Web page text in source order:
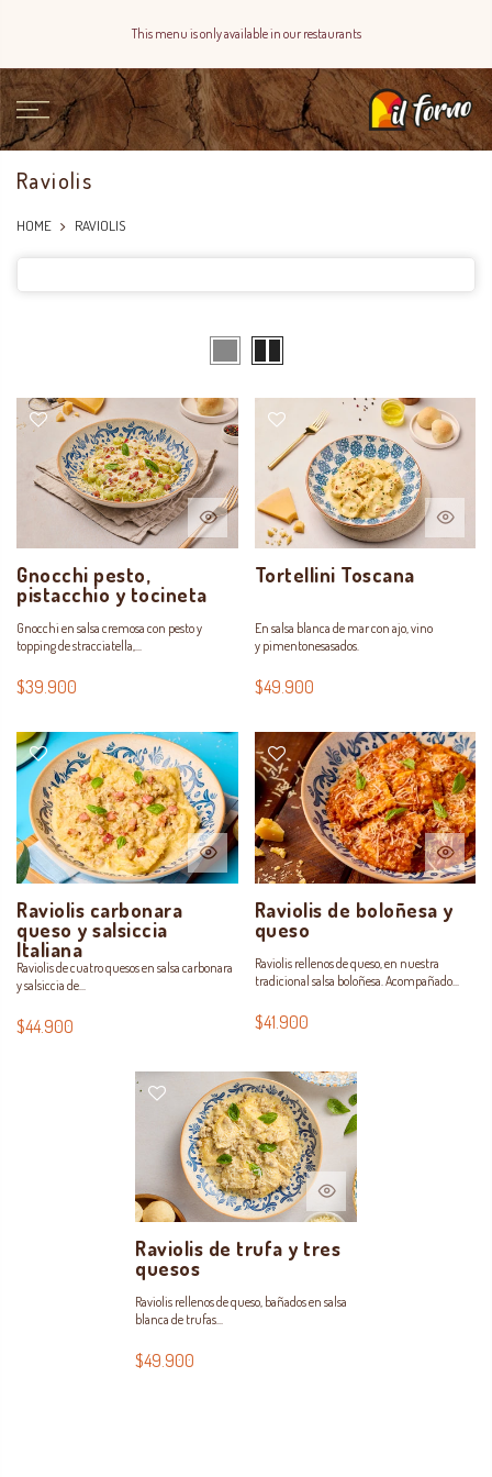
This menu is only available in our restaurants
Raviolis
HOME RAVIOLIS
Gnocchi pesto,
pistacchio y tocineta
Gnocchi en salsa cremosa con pesto y
topping de stracciatella,...
$39.900
Tortellini Toscana
En salsa blanca de mar con ajo, vino
y pimentonesasados.
$49.900
Raviolis carbonara
queso y salsiccia
Italiana
Raviolis de cuatro quesos en salsa carbonara
y salsiccia de...
$44.900
Raviolis de boloñesa y
queso
Raviolis rellenos de queso, en nuestra
tradicional salsa boloñesa. Acompañado...
$41.900
Raviolis de trufa y tres
quesos
Raviolis rellenos de queso, bañados en salsa
blanca de trufas...
$49.900